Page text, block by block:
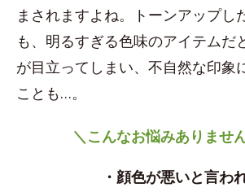
まされますよね。トーンアップし
も、明るすぎる色味のアイテムだ
が目立ってしまい、不自然な印象
ことも…。
＼こんなお悩みありませ
・顔色が悪いと言わ